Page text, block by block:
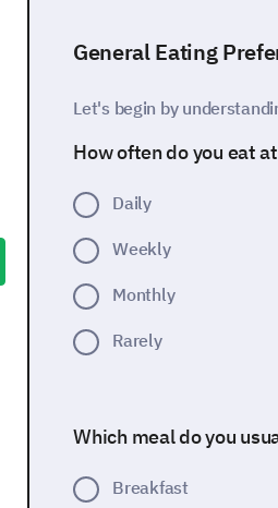
General Eating
Let's begin by
How often do you eat
Daily
Weekly
Monthly
Rarely
Which meal do you
Breakfast